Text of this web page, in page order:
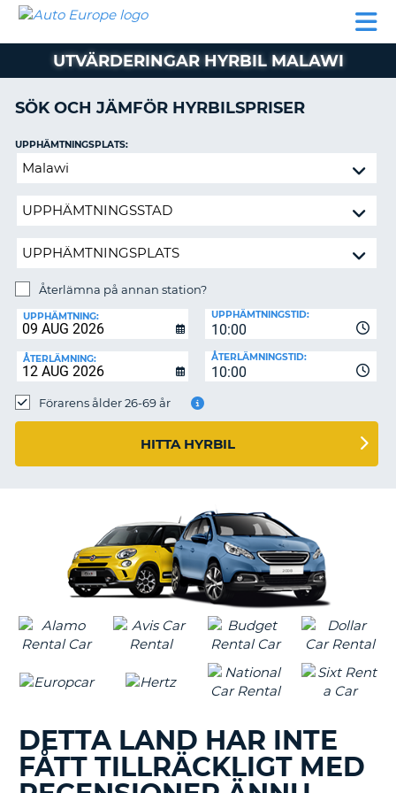
HYRBIL
HYRA
PARTNER
AUTO
EUROPE
HYRBIL
HYRA
HUSBIL
MIN
MEDLEMSINFORMATION
ADMINISTRERA
BOKNING
SVERIGE
UTVÄRDERINGAR HYRBIL MALAWI
SÖK OCH JÄMFÖR HYRBILSPRISER
Återlämna
annan
UPPHÄMTNINGSPLATS:
Återlämna på annan station?
UPPHÄMTNING:
10:00
UPPHÄMTNINGSTID:
ÅTERLÄMNING:
10:00
ÅTERLÄMNINGSTID:
Förarens ålder 26-69 år
HITTA HYRBIL
DETTA LAND HAR INTE
FÅTT TILLRÄCKLIGT MED